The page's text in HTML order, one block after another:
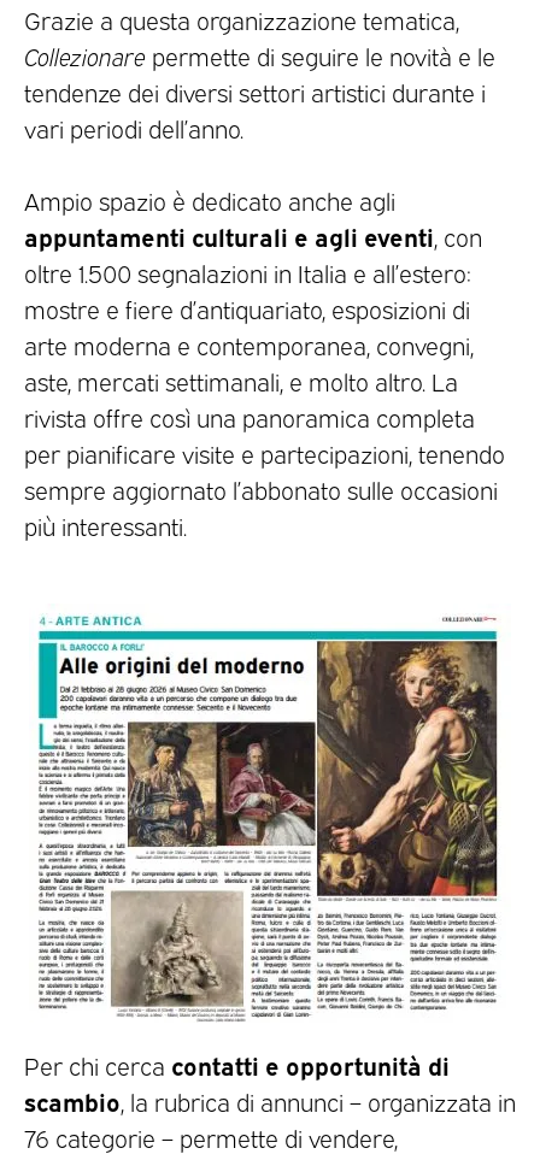
Grazie a questa organizzazione tematica,
Collezionare permette di seguire le novità e le
tendenze dei diversi settori artistici durante i
vari periodi dell’anno.
Ampio spazio è dedicato anche agli
appuntamenti culturali e agli eventi , con
oltre 1.500 segnalazioni in Italia e all’estero:
mostre e fiere d’antiquariato, esposizioni di
arte moderna e contemporanea, convegni,
aste, mercati settimanali, e molto altro. La
rivista offre così una panoramica completa
per pianificare visite e partecipazioni, tenendo
sempre aggiornato l’abbonato sulle occasioni
più interessanti.
Per chi cerca contatti e opportunità di
scambio , la rubrica di annunci – organizzata in
76 categorie – permette di vendere,